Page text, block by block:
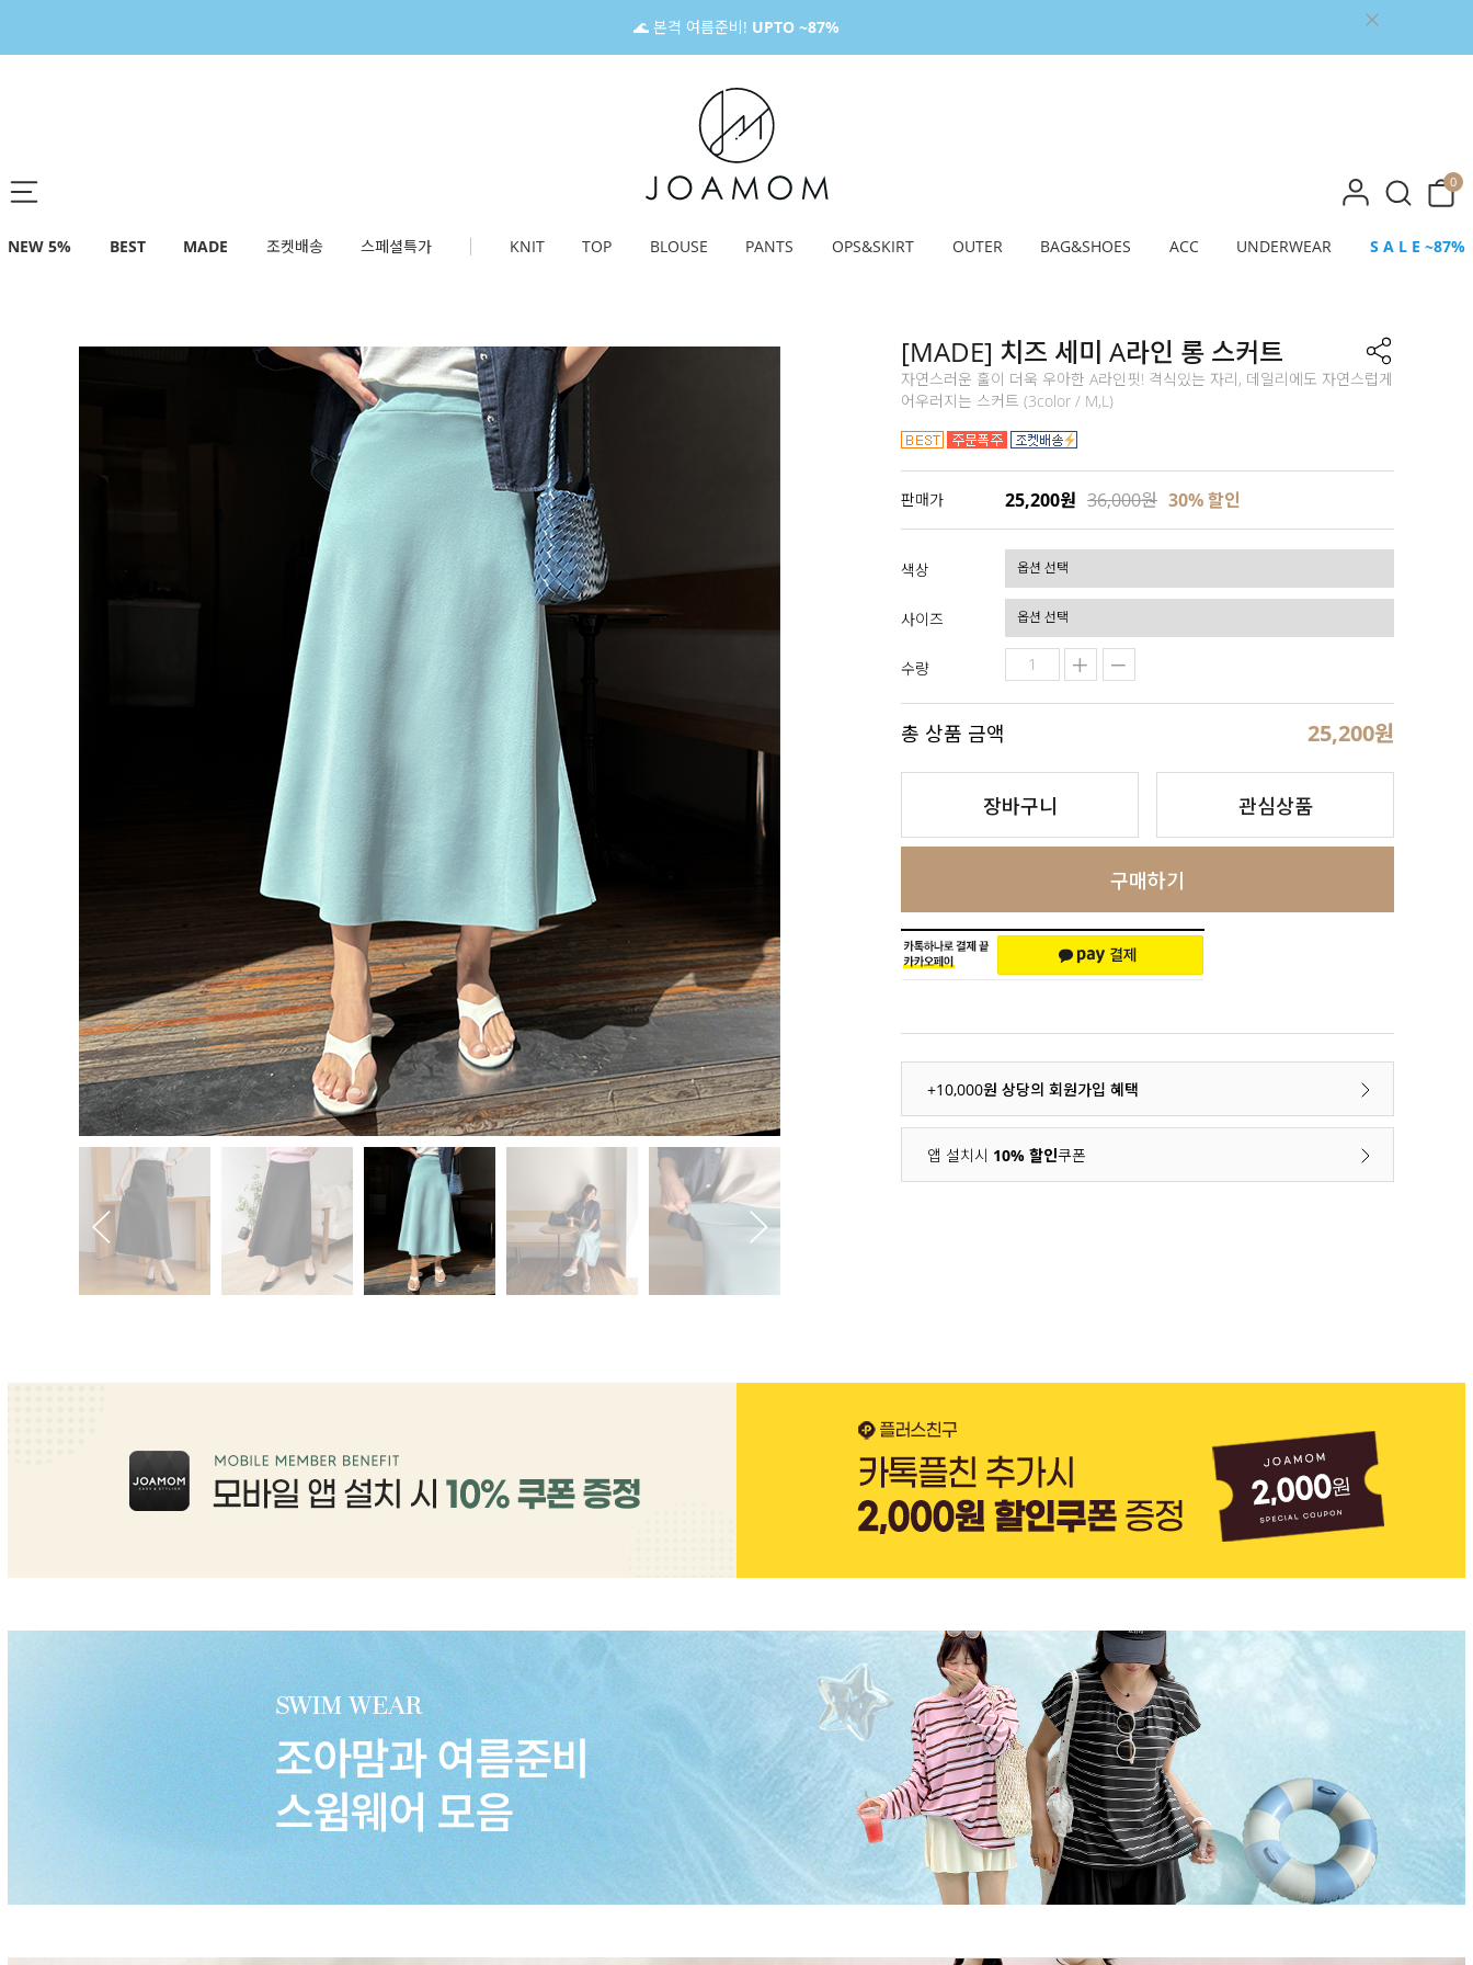
🌊 본격 여름준비! UPTO ~87%
0
NEW 5% BEST MADE 조켓배송 스페셜특가 KNIT TOP BLOUSE PANTS OPS&SKIRT OUTER BAG&SHOES ACC UNDERWEAR S A L E ~87%
[MADE] 치즈 세미 A라인 롱 스커트
자연스러운 훌이 더욱 우아한 A라인핏! 격식있는 자리, 데일리에도 자연스럽게
어우러지는 스커트 (3color / M,L)
판매가 25,200원 36,000원 30% 할인
색상
사이즈
수량
총 상품 금액 25,200원
장바구니 관심상품
구매하기
+10,000원 상당의 회원가입 혜택
앱 설치시 10% 할인쿠폰